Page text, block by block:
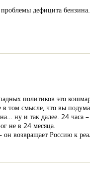
дефицита
политиков это
том смысле, что вы
ну и так далее. 24 часа
не в 24 месяца.
возвращает Россию к